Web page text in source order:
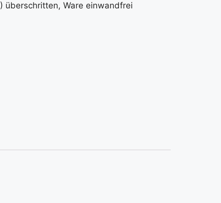
überschritten, Ware einwandfrei